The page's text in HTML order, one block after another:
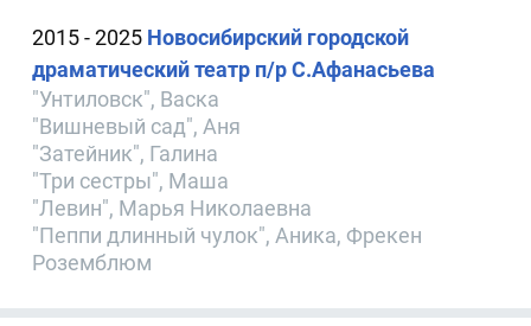
2015 - 2025 Новосибирский городской
драматический театр п/р С.Афанасьева
"Унтиловск", Васка
"Вишневый сад", Аня
"Затейник", Галина
"Три сестры", Маша
"Левин", Марья Николаевна
"Пеппи длинный чулок", Аника, Фрекен
Роземблюм